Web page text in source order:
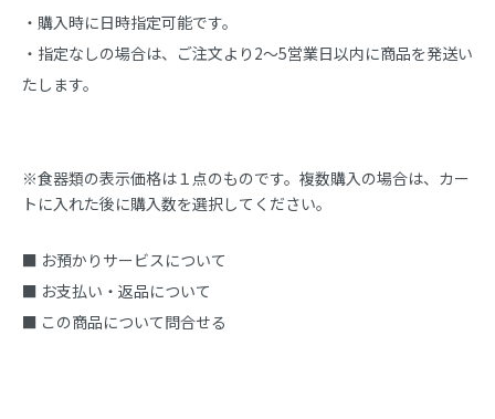
・購入時に日時指定可能です。
・指定なしの場合は、ご注文より2～5営業日以内に商品を発送い
たします。
※食器類の表示価格は１点のものです。複数購入の場合は、カー
トに入れた後に購入数を選択してください。
■ お預かりサービスについて
■ お支払い・返品について
■ この商品について問合せる